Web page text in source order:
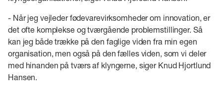
- Når jeg vejleder fødevarevirksomheder om innovation, er
det ofte komplekse og tværgående problemstillinger. Så
kan jeg både trække på den faglige viden fra min egen
organisation, men også på den fælles viden, som vi deler
med hinanden på tværs af klyngerne, siger Knud Hjortlund
Hansen.